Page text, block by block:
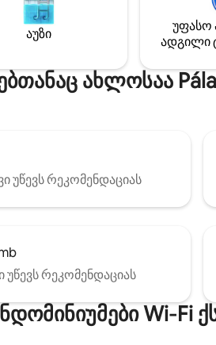
კოტეჯში იპოვით ადგილს
დასვენებისთვის და
განტვირთვისთვის.
სრულად აღჭურვილია,
სავსე მარნი გელით, სადაც
ღვინოებს შეარჩევთ. ახლა კი
განიტვირთეთ ჩვენს
აუზი
უფასო
ადგილი
ახლოსაა
უწევს რეკომენდაციას
რეკომენდაციას
Wi‑Fi